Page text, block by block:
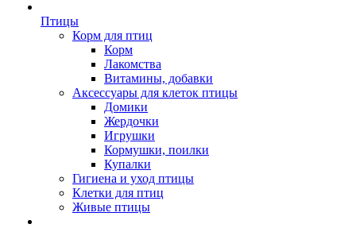
Птицы
Корм для птиц
Корм
Лакомства
Витамины, добавки
Аксессуары для клеток птицы
Домики
Жердочки
Игрушки
Кормушки, поилки
Купалки
Гигиена и уход птицы
Клетки для птиц
Живые птицы